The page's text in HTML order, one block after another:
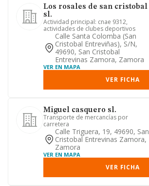
Los rosales de san cristobal
sl.
Actividad principal: cnae 9312,
actividades de clubes deportivos
Calle Santa Colomba (san
Cristobal Entreviñas), S/n,
49690, San Cristobal
Entrevinas Zamora, Zamora
VER EN MAPA
VER FICHA
Miguel casquero sl.
Transporte de mercancías por
carretera
Calle Triguera, 19, 49690, San
Cristobal Entrevinas Zamora,
Zamora
VER EN MAPA
VER FICHA